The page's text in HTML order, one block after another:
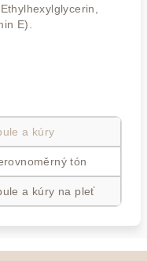
E).
a kúry
tón
a kúry na pleť